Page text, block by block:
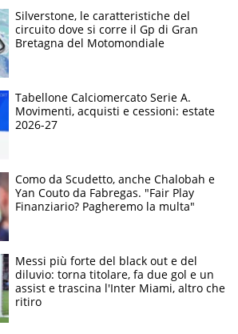
Silverstone, le caratteristiche del
circuito dove si corre il Gp di Gran
Bretagna del Motomondiale
Tabellone Calciomercato Serie A.
Movimenti, acquisti e cessioni: estate
2026-27
Como da Scudetto, anche Chalobah e
Yan Couto da Fabregas. "Fair Play
Finanziario? Pagheremo la multa"
Messi più forte del black out e del
diluvio: torna titolare, fa due gol e un
assist e trascina l'Inter Miami, altro che
ritiro